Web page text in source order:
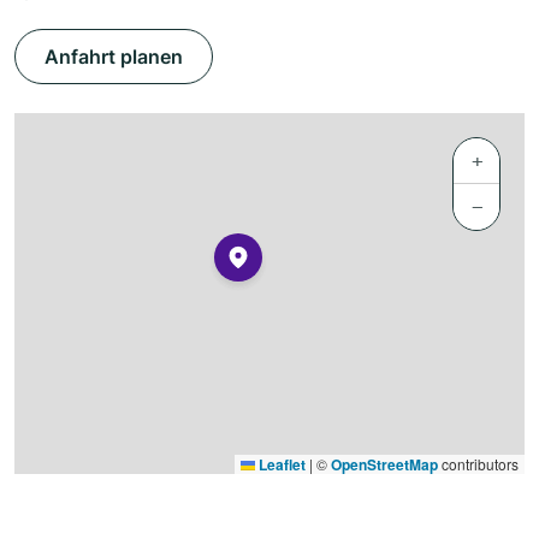
Anfahrt planen
+
−
Leaflet | ©OpenStreetMapcontributors